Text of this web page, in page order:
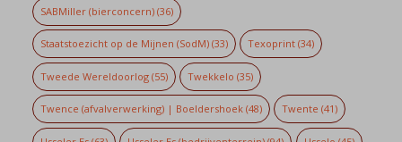
SABMiller (bierconcern)(36)
Staatstoezicht op de Mijnen (SodM)(33) Texoprint (34)
Tweede Wereldoorlog(55) Twekkelo (35)
Twence (afvalverwerking) | Boeldershoek(48) Twente (41)